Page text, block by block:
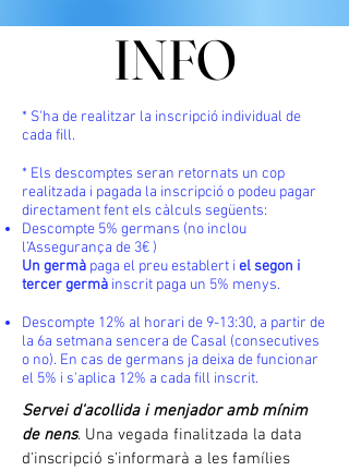
INFO
INFO
* S'ha de realitzar la inscripció individual de
cada fill.
* Els descomptes seran retornats un cop
realitzada i pagada la inscripció o podeu pagar
directament fent els càlculs següents:
Descompte 5% germans (no inclou
l’Assegurança de 3€ )
Un germà paga el preu establert i el segon i
tercer germà inscrit paga un 5% menys.
Descompte 12% al horari de 9-13:30, a partir de
la 6a setmana sencera de Casal (consecutives
o no). En cas de germans ja deixa de funcionar
el 5% i s'aplica 12% a cada fill inscrit.
Servei d'acollida i menjador amb mínim
de nens. Una vegada finalitzada la data
d'inscripció s'informarà a les famílies